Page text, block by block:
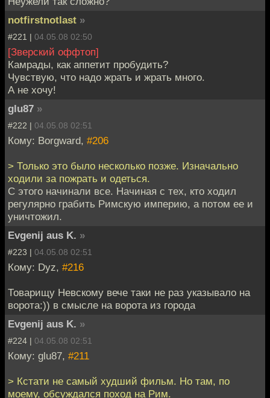
notfirstnotlast »
#221 | 04.05.08 02:50
[Зверский оффтоп]
Камрады, как аппетит пробудить?
Чувствую, что надо жрать и жрать много.
А не хочу!
glu87 »
#222 | 04.05.08 02:51
Кому: Borgward, #206
> Только это было несколько позже. Изначально
ходили за пожрать и одеться.
С этого начинали все. Начиная с тех, кто ходил
регулярно грабить Римскую империю, а потом ее и
уничтожил.
Evgenij aus K. »
#223 | 04.05.08 02:51
Кому: Dyz, #216
Товарищу Невскому вече таки не раз указывало на
ворота:)) в смысле на ворота из города
Evgenij aus K. »
#224 | 04.05.08 02:51
Кому: glu87, #211
> Кстати не самый худший фильм. Но там, по
моему, обсуждался поход на Рим.